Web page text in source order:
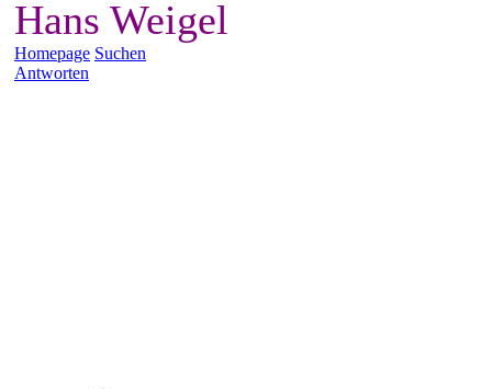
Hans Weigel
Homepage Suchen
Antworten